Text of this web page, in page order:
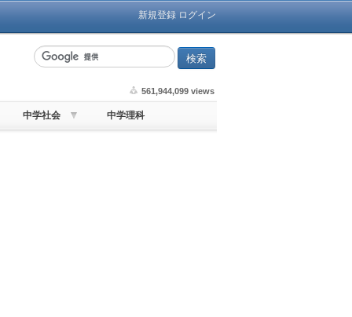
新規登録 ログイン
561,944,099 views
中学社会 中学理科